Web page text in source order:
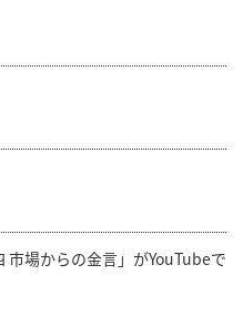
場からの金言」がYouTubeで